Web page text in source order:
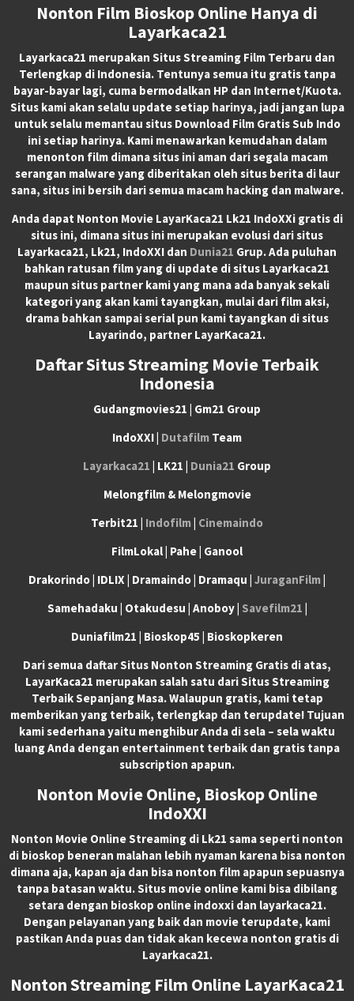
Nonton Film Bioskop Online Hanya di
Layarkaca21
Layarkaca21 merupakan Situs Streaming Film Terbaru dan
Terlengkap di Indonesia. Tentunya semua itu gratis tanpa
bayar-bayar lagi, cuma bermodalkan HP dan Internet/Kuota.
Situs kami akan selalu update setiap harinya, jadi jangan lupa
untuk selalu memantau situs Download Film Gratis Sub Indo
ini setiap harinya. Kami menawarkan kemudahan dalam
menonton film dimana situs ini aman dari segala macam
serangan malware yang diberitakan oleh situs berita di laur
sana, situs ini bersih dari semua macam hacking dan malware.
Anda dapat Nonton Movie LayarKaca21 Lk21 IndoXXigratis di
situs ini, dimana situs ini merupakan evolusi dari situs
Layarkaca21, Lk21, IndoXXI dan Dunia21 Grup. Ada puluhan
bahkan ratusan film yang di update di situs Layarkaca21
maupun situs partner kami yang mana ada banyak sekali
kategori yang akan kami tayangkan, mulai dari film aksi,
drama bahkan sampai serial pun kami tayangkan di situs
Layarindo, partner LayarKaca21.
Daftar Situs Streaming Movie Terbaik
Indonesia
Gudangmovies21 | Gm21 Group
IndoXXI | Dutafilm Team
Layarkaca21 | LK21 | Dunia21 Group
Melongfilm & Melongmovie
Terbit21 | Indofilm| Cinemaindo
FilmLokal | Pahe | Ganool
Drakorindo | IDLIX | Dramaindo | Dramaqu | JuraganFilm|
Samehadaku | Otakudesu | Anoboy | Savefilm21 |
Duniafilm21 | Bioskop45 | Bioskopkeren
Dari semua daftar Situs Nonton Streaming Gratis di atas,
LayarKaca21 merupakan salah satu dari Situs Streaming
Terbaik Sepanjang Masa. Walaupun gratis, kami tetap
memberikan yang terbaik, terlengkap dan terupdate! Tujuan
kami sederhana yaitu menghibur Anda di sela – sela waktu
luang Anda dengan entertainment terbaik dan gratis tanpa
subscription apapun.
Nonton Movie Online, Bioskop Online
IndoXXI
Nonton Movie Online Streaming di Lk21 sama seperti nonton
di bioskop beneran malahan lebih nyaman karena bisa nonton
dimana aja, kapan aja dan bisa nonton film apapun sepuasnya
tanpa batasan waktu. Situs movie online kami bisa dibilang
setara dengan bioskop online indoxxi dan layarkaca21.
Dengan pelayanan yang baik dan movie terupdate, kami
pastikan Anda puas dan tidak akan kecewa nonton gratis di
Layarkaca21.
Nonton Streaming Film Online LayarKaca21